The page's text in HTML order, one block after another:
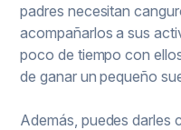
padres necesitan
acompañarlos a sus
poco de tiempo con
de ganar un pequeño
Además, puedes darles